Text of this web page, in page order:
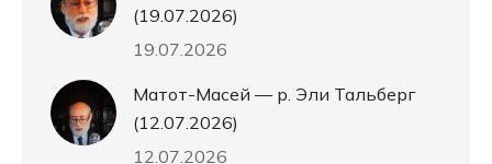
(19.07.2026)
19.07.2026
Матот-Масей — р. Эли Тальберг
(12.07.2026)
12.07.2026